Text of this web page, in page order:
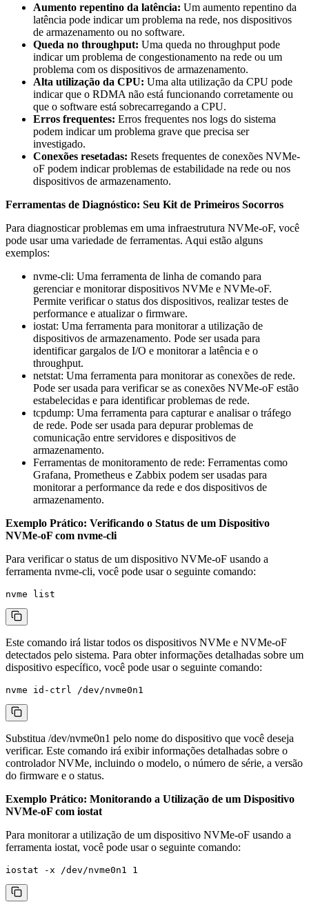
Aumento repentino da latência: Um aumento repentino da
latência pode indicar um problema na rede, nos dispositivos
de armazenamento ou no software.
Queda no throughput: Uma queda no throughput pode
indicar um problema de congestionamento na rede ou um
problema com os dispositivos de armazenamento.
Alta utilização da CPU: Uma alta utilização da CPU pode
indicar que o RDMA não está funcionando corretamente ou
que o software está sobrecarregando a CPU.
Erros frequentes: Erros frequentes nos logs do sistema
podem indicar um problema grave que precisa ser
investigado.
Conexões resetadas: Resets frequentes de conexões NVMe-
oF podem indicar problemas de estabilidade na rede ou nos
dispositivos de armazenamento.
Ferramentas de Diagnóstico: Seu Kit de Primeiros Socorros
Para diagnosticar problemas em uma infraestrutura NVMe-oF, você
pode usar uma variedade de ferramentas. Aqui estão alguns
exemplos:
nvme-cli: Uma ferramenta de linha de comando para
gerenciar e monitorar dispositivos NVMe e NVMe-oF.
Permite verificar o status dos dispositivos, realizar testes de
performance e atualizar o firmware.
iostat: Uma ferramenta para monitorar a utilização de
dispositivos de armazenamento. Pode ser usada para
identificar gargalos de I/O e monitorar a latência e o
throughput.
netstat: Uma ferramenta para monitorar as conexões de rede.
Pode ser usada para verificar se as conexões NVMe-oF estão
estabelecidas e para identificar problemas de rede.
tcpdump: Uma ferramenta para capturar e analisar o tráfego
de rede. Pode ser usada para depurar problemas de
comunicação entre servidores e dispositivos de
armazenamento.
Ferramentas de monitoramento de rede: Ferramentas como
Grafana, Prometheus e Zabbix podem ser usadas para
monitorar a performance da rede e dos dispositivos de
armazenamento.
Exemplo Prático: Verificando o Status de um Dispositivo
NVMe-oF com nvme-cli
Para verificar o status de um dispositivo NVMe-oF usando a
ferramenta nvme-cli, você pode usar o seguinte comando:
Este comando irá listar todos os dispositivos NVMe e NVMe-oF
detectados pelo sistema. Para obter informações detalhadas sobre um
dispositivo específico, você pode usar o seguinte comando:
Substitua /dev/nvme0n1 pelo nome do dispositivo que você deseja
verificar. Este comando irá exibir informações detalhadas sobre o
controlador NVMe, incluindo o modelo, o número de série, a versão
do firmware e o status.
Exemplo Prático: Monitorando a Utilização de um Dispositivo
NVMe-oF com iostat
Para monitorar a utilização de um dispositivo NVMe-oF usando a
ferramenta iostat, você pode usar o seguinte comando: